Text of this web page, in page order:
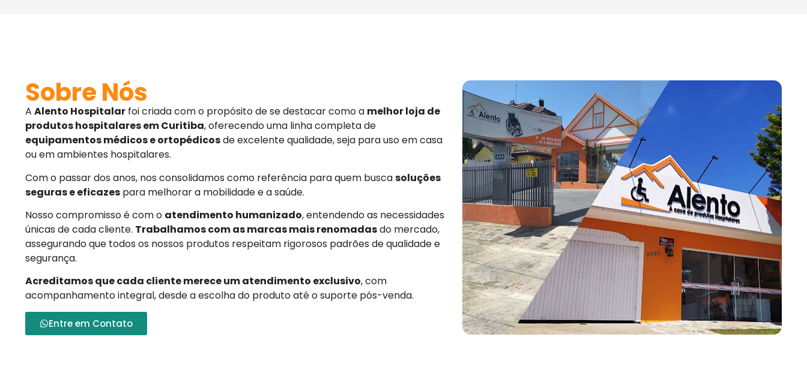
Sobre Nós
A Alento Hospitalar foi criada com o propósito de se destacar como a melhor loja de
produtos hospitalares em Curitiba, oferecendo uma linha completa de
equipamentos médicos e ortopédicosde excelente qualidade, seja para uso em casa
ou em ambientes hospitalares.
Com o passar dos anos, nos consolidamos como referência para quem buscasoluções
seguras e eficazes para melhorar a mobilidade e a saúde.
Nosso compromisso é com o atendimento humanizado, entendendo as necessidades
únicas de cada cliente. Trabalhamos com as marcas mais renomadasdo mercado,
assegurando que todos os nossos produtos respeitam rigorosos padrões de qualidade e
segurança.
Acreditamos que cada cliente merece um atendimento exclusivo, com
acompanhamento integral, desde a escolha do produto até o suporte pós-venda.
Entre em Contato